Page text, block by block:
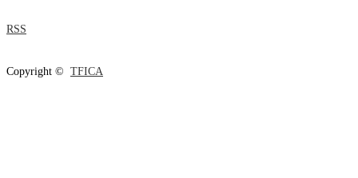
RSS
Copyright © TFICA